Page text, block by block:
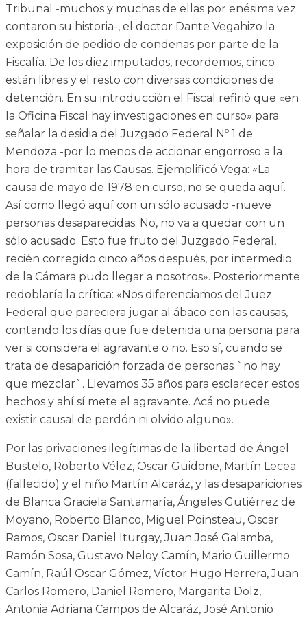
Tribunal -muchos y muchas de ellas por enésima vez
contaron su historia-, el doctor Dante Vegahizo la
exposición de pedido de condenas por parte de la
Fiscalía. De los diez imputados, recordemos, cinco
están libres y el resto con diversas condiciones de
detención. En su introducción el Fiscal refirió que «en
la Oficina Fiscal hay investigaciones en curso» para
señalar la desidia del Juzgado Federal Nº 1 de
Mendoza -por lo menos de accionar engorroso a la
hora de tramitar las Causas. Ejemplificó Vega: «La
causa de mayo de 1978 en curso, no se queda aquí.
Así como llegó aquí con un sólo acusado -nueve
personas desaparecidas. No, no va a quedar con un
sólo acusado. Esto fue fruto del Juzgado Federal,
recién corregido cinco años después, por intermedio
de la Cámara pudo llegar a nosotros». Posteriormente
redoblaría la crítica: «Nos diferenciamos del Juez
Federal que pareciera jugar al ábaco con las causas,
contando los días que fue detenida una persona para
ver si considera el agravante o no. Eso sí, cuando se
trata de desaparición forzada de personas `no hay
que mezclar`. Llevamos 35 años para esclarecer estos
hechos y ahí sí mete el agravante. Acá no puede
existir causal de perdón ni olvido alguno».
Por las privaciones ilegítimas de la libertad de Ángel
Bustelo, Roberto Vélez, Oscar Guidone, Martín Lecea
(fallecido) y el niño Martín Alcaráz, y las desapariciones
de Blanca Graciela Santamaría, Ángeles Gutiérrez de
Moyano, Roberto Blanco, Miguel Poinsteau, Oscar
Ramos, Oscar Daniel Iturgay, Juan José Galamba,
Ramón Sosa, Gustavo Neloy Camín, Mario Guillermo
Camín, Raúl Oscar Gómez, Víctor Hugo Herrera, Juan
Carlos Romero, Daniel Romero, Margarita Dolz,
Antonia Adriana Campos de Alcaráz, José Antonio